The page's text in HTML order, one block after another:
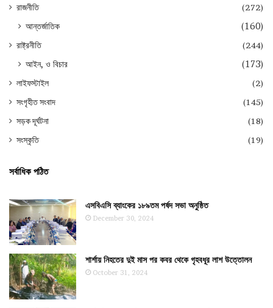
রাজনীতি
(272)
আন্তর্জাতিক (160)
রাষ্ট্রনীতি (244)
আইন, ও বিচার (173)
লাইফস্টাইল
(2)
সংগৃহীত সংবাদ
(145)
সড়ক দূর্ঘটনা
(18)
সংস্কৃতি
(19)
সর্বাধিক পঠিত
এসবিএসি ব্যাংকের ১৮৯তম পর্ষদ সভা অনুষ্ঠিত
December 30, 2024
শার্শায় নিহতের দুই মাস পর কবর থেকে গৃহবধূর লাশ উত্তোলন
October 31, 2024